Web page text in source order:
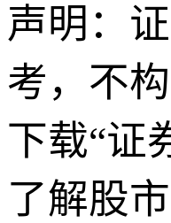
声明：
考，不
下载“证
了解股